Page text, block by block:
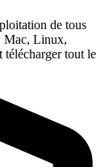
de tous
Mac, Linux,
tout le